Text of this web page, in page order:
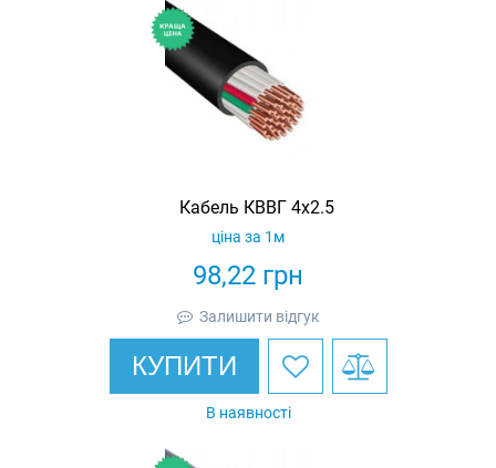
Кабель КВВГ 4х2.5
98,22 грн
ціна за 1м
Залишити відгук
КУПИТИ
В наявності